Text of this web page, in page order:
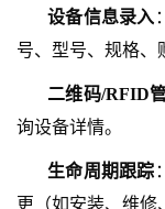
设备信息录入
号、型号、规格、
二维码/RFID
询设备详情。
生命周期跟踪
更（如安装、维修